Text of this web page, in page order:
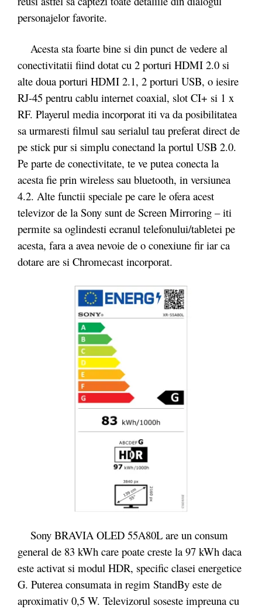
personajelor favorite.
Acesta sta foarte bine si din punct de vedere al
conectivitatii fiind dotat cu 2 porturi HDMI 2.0 si
alte doua porturi HDMI 2.1, 2 porturi USB, o iesire
RJ-45 pentru cablu internet coaxial, slot CI+ si 1 x
RF. Playerul media incorporat iti va da posibilitatea
sa urmaresti filmul sau serialul tau preferat direct de
pe stick pur si simplu conectand la portul USB 2.0.
Pe parte de conectivitate, te ve putea conecta la
acesta fie prin wireless sau bluetooth, in versiunea
4.2. Alte functii speciale pe care le ofera acest
televizor de la Sony sunt de Screen Mirroring – iti
permite sa oglindesti ecranul telefonului/tabletei pe
acesta, fara a avea nevoie de o conexiune fir iar ca
dotare are si Chromecast incorporat.
Sony BRAVIA OLED 55A80L are un consum
general de 83 kWh care poate creste la 97 kWh daca
este activat si modul HDR, specific clasei energetice
G. Puterea consumata in regim StandBy este de
aproximativ 0,5 W. Televizorul soseste impreuna cu